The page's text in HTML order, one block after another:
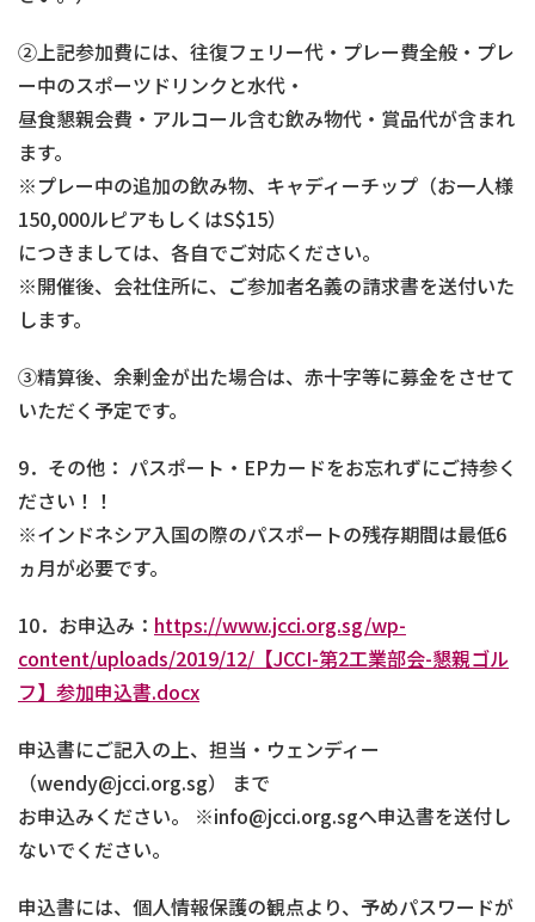
②上記参加費には、往復フェリー代・プレー費全般・プレ
ー中のスポーツドリンクと水代・
昼食懇親会費・アルコール含む飲み物代・賞品代が含まれ
ます。
※プレー中の追加の飲み物、キャディーチップ（お一人様
150,000ルピアもしくはS$15）
につきましては、各自でご対応ください。
※開催後、会社住所に、ご参加者名義の請求書を送付いた
します。
③精算後、余剰金が出た場合は、赤十字等に募金をさせて
いただく予定です。
9．その他： パスポート・EPカードをお忘れずにご持参く
ださい！！
※インドネシア入国の際のパスポートの残存期間は最低6
ヵ月が必要です。
10．お申込み： https://www.jcci.org.sg/wp-
content/uploads/2019/12/【JCCI-第2工業部会-懇親ゴル
フ】参加申込書.docx
申込書にご記入の上、担当・ウェンディー
（wendy@jcci.org.sg） まで
お申込みください。 ※info@jcci.org.sgへ申込書を送付し
ないでください。
申込書には、個人情報保護の観点より、予めパスワードが